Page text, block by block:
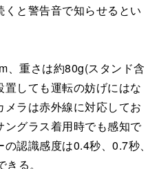
と警告音で知らせるとい
重さは約80g(スタンド含
しても運転の妨げにはな
ラは赤外線に対応してお
ングラス着用時でも感知で
認識感度は0.4秒、0.7秒、
る。